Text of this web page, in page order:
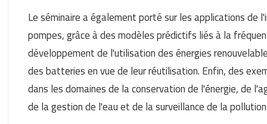
Le séminaire a également porté sur les applications
pompes, grâce à des modèles prédictifs liés à la
développement de l'utilisation des énergies
des batteries en vue de leur réutilisation. Enfin, des
dans les domaines de la conservation de l'énergie, de
de la gestion de l'eau et de la surveillance de la